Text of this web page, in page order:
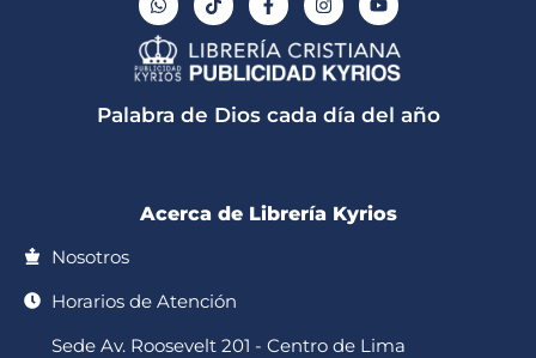
h
a
t
s
a
p
i
k
t
o
k
a
c
e
b
o
k
n
s
t
a
g
a
o
u
t
u
b
Palabra de Dios cada día del año
Acerca de Librería Kyrios
Nosotros
Horarios de Atención
Sede Av. Roosevelt 201 - Centro de Lima